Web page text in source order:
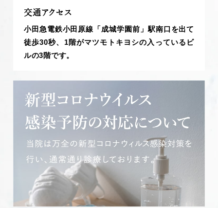
交通アクセス
小田急電鉄小田原線「成城学園前」駅南口を出て
徒歩30秒、1階がマツモトキヨシの入っているビ
ルの3階です。